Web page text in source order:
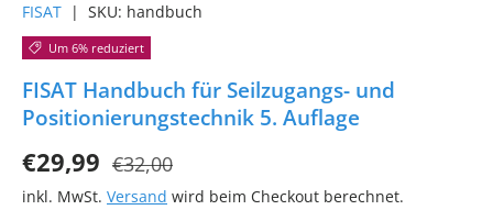
FISAT | SKU: handbuch
Um 6% reduziert
FISAT Handbuch für Seilzugangs- und
Positionierungstechnik 5. Auflage
€29,99 €32,00
inkl. MwSt. Versand wird beim Checkout berechnet.